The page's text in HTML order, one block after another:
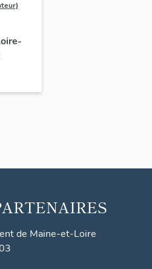
de Maine-et-Loire